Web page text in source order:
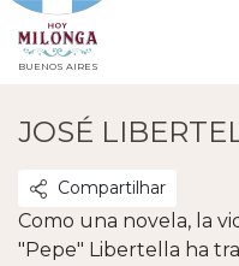
BUENOS AIRES
JOSÉ
Compartilhar
Como una novela, la
"Pepe" Libertella ha